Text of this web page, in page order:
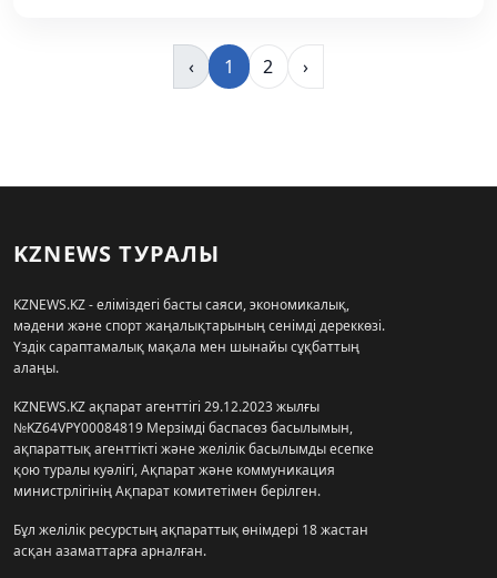
‹ 1 2 ›
KZNEWS ТУРАЛЫ
KZNEWS.KZ - еліміздегі басты саяси, экономикалық,
мәдени және спорт жаңалықтарының сенімді дереккөзі.
Үздік сараптамалық мақала мен шынайы сұқбаттың
алаңы.
KZNEWS.KZ ақпарат агенттігі 29.12.2023 жылғы
№KZ64VPY00084819 Мерзімді баспасөз басылымын,
ақпараттық агенттікті және желілік басылымды есепке
қою туралы куәлігі, Ақпарат және коммуникация
министрлігінің Ақпарат комитетімен берілген.
Бұл желілік ресурстың ақпараттық өнімдері 18 жастан
асқан азаматтарға арналған.